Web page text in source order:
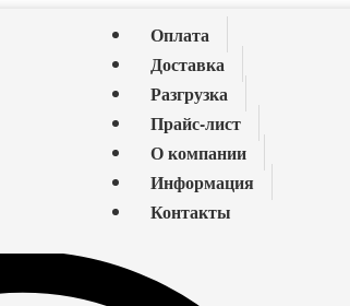
Оплата
Доставка
Разгрузка
Прайс-лист
О компании
Информация
Контакты